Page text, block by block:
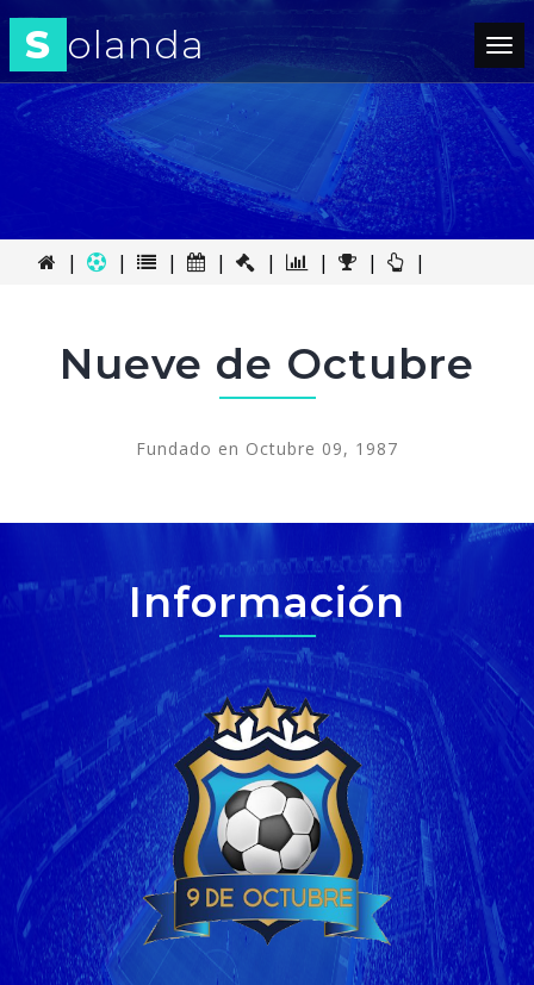
S olanda
| | | | | | | |
Nueve de Octubre
Fundado en Octubre 09, 1987
Información